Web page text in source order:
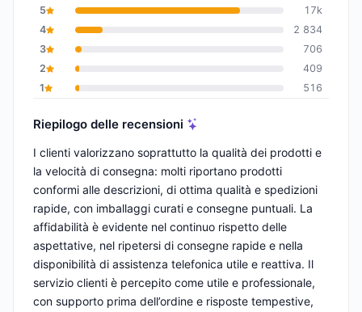
5
17k
4
2 834
3
706
2
409
1
516
Riepilogo delle recensioni
I clienti valorizzano soprattutto la qualità dei prodotti e
la velocità di consegna: molti riportano prodotti
conformi alle descrizioni, di ottima qualità e spedizioni
rapide, con imballaggi curati e consegne puntuali. La
affidabilità è evidente nel continuo rispetto delle
aspettative, nel ripetersi di consegne rapide e nella
disponibilità di assistenza telefonica utile e reattiva. Il
servizio clienti è percepito come utile e professionale,
con supporto prima dell’ordine e risposte tempestive,